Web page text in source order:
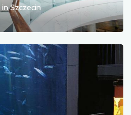
Szczecin